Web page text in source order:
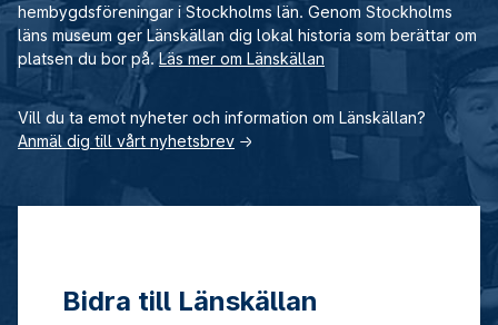
hembygdsföreningar i Stockholms län. Genom Stockholms
läns museum ger Länskällan dig lokal historia som berättar om
platsen du bor på.Läs mer om Länskällan
Vill du ta emot nyheter och information om Länskällan?
Anmäl dig till vårt nyhetsbrev →
Bidra till Länskällan